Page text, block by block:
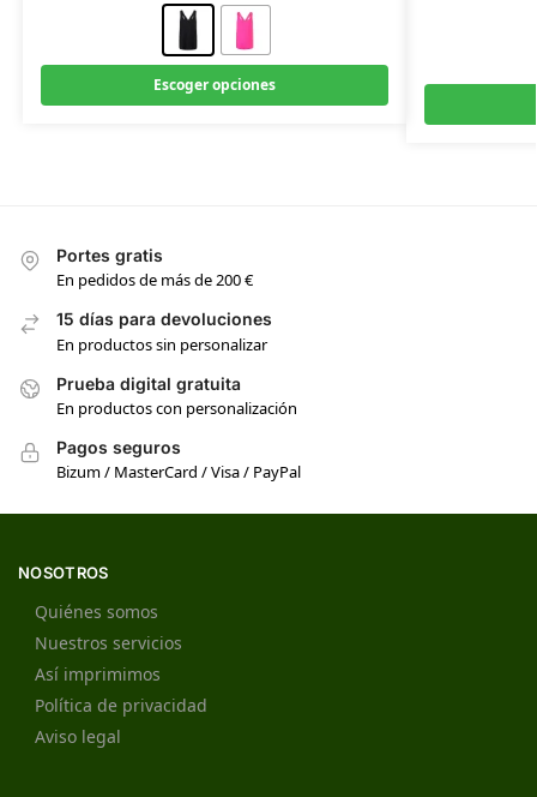
Escoger opciones
Portes gratis
En pedidos de más de 200 €
15 días para devoluciones
En productos sin personalizar
Prueba digital gratuita
En productos con personalización
Pagos seguros
Bizum / MasterCard / Visa / PayPal
NOSOTROS
Quiénes somos
Nuestros servicios
Así imprimimos
Política de privacidad
Aviso legal